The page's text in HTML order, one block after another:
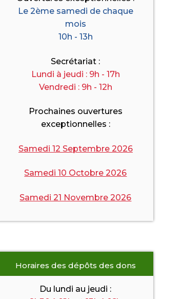
Le 2ème samedi de chaque
mois
10h - 13h
Secrétariat :
Lundi à jeudi : 9h - 17h
Vendredi : 9h - 12h
Prochaines ouvertures
exceptionnelles :
Samedi 12 Septembre 2026
Samedi 10 Octobre 2026
Samedi 21 Novembre 2026
Horaires des dépôts des dons
Du lundi au jeudi :